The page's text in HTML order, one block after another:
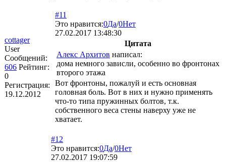
cottager
User
Сообщений:
606 Рейтинг:
0
Регистрация:
19.12.2012
#11
Это нравится:0Да/0Нет
27.02.2017 13:48:30
Цитата
Алекс Архитов написал:
дома немного зависли, особенно во фронтонах
второго этажа
Вот фронтоны, пожалуй и есть основная
головная боль. Вот в них и нужно применять
что-то типа пружинных болтов, т.к.
собственного веса стены наверху уже не
хватает.
#12
Это нравится:0Да/0Нет
27.02.2017 19:07:59